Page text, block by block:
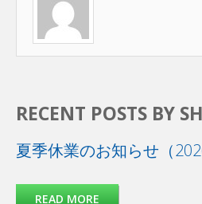
RECENT POSTS BY
夏季休業のお知らせ（
READ MORE